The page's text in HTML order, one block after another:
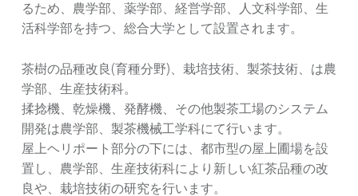
るため、農学部、薬学部、経営学部、人文科学部、生
活科学部を持つ、総合大学として設置されます。
茶樹の品種改良(育種分野)、栽培技術、製茶技術、は農
学部、生産技術科。
揉捻機、乾燥機、発酵機、その他製茶工場のシステム
開発は農学部、製茶機械工学科にて行います。
屋上ヘリポート部分の下には、都市型の屋上圃場を設
置し、農学部、生産技術科により新しい紅茶品種の改
良や、栽培技術の研究を行います。